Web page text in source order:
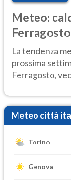
Meteo:
Ecco dove
La tendenza
prossima
Ferragosto,
Meteo città
Torino
Genova